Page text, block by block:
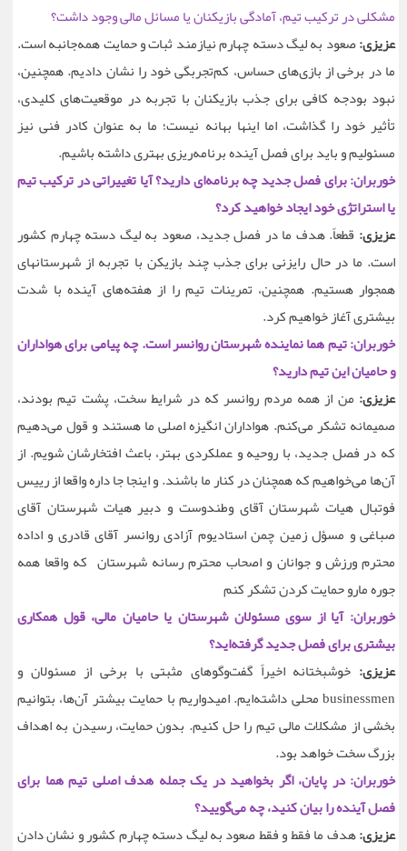
مشکلی در ترکیب تیم، آمادگی بازیکنان یا مسائل مالی وجود داشت؟
عزیزی:صعود به لیگ دسته چهارم نیازمند ثبات و حمایت همه‌جانبه است.
ما در برخی از بازی‌های حساس، کم‌تجربگی خود را نشان دادیم. همچنین،
نبود بودجه کافی برای جذب بازیکنان با تجربه در موقعیت‌های کلیدی،
تأثیر خود را گذاشت، اما اینها بهانه نیست؛ ما به عنوان کادر فنی نیز
مسئولیم و باید برای فصل آینده برنامه‌ریزی بهتری داشته باشیم.
خوربران: برای فصل جدید چه برنامه‌ای دارید؟ آیا تغییراتی در ترکیب تیم
یا استراتژی خود ایجاد خواهید کرد؟
عزیزی: قطعاً. هدف ما در فصل جدید، صعود به لیگ دسته چهارم کشور
است. ما در حال رایزنی برای جذب چند بازیکن با تجربه از شهرستانهای
همجوار هستیم. همچنین، تمرینات تیم را از هفته‌های آینده با شدت
بیشتری آغاز خواهیم کرد.
خوربران: تیم هما نماینده شهرستان روانسر است. چه پیامی برای هواداران
و حامیان این تیم دارید؟
عزیزی: من از همه مردم روانسر که در شرایط سخت، پشت تیم بودند،
صمیمانه تشکر می‌کنم. هواداران انگیزه اصلی ما هستند و قول می‌دهیم
که در فصل جدید، با روحیه‌ و عملکردی بهتر، باعث افتخارشان شویم. از
آن‌ها می‌خواهیم که همچنان در کنار ما باشند. و اینجا جا داره واقعا از رییس
فوتبال هیات شهرستان آقای وطندوست و دبیر هیات شهرستان آقای
صباغی و مسؤل زمین چمن استادیوم آزادی روانسر آقای قادری و اداده
محترم ورزش و جوانان‌ و اصحاب محترم رسانه شهرستان که واقعا همه
جوره مارو حمایت کردن تشکر کنم
خوربران: آیا از سوی مسئولان شهرستان یا حامیان مالی، قول همکاری
بیشتری برای فصل جدید گرفته‌اید؟
عزیزی: خوشبختانه اخیراً گفت‌وگوهای مثبتی با برخی از مسئولان و
businessmen محلی داشته‌ایم. امیدواریم با حمایت بیشتر آن‌ها، بتوانیم
بخشی از مشکلات مالی تیم را حل کنیم. بدون حمایت، رسیدن به اهداف
بزرگ سخت خواهد بود.
خوربران: در پایان، اگر بخواهید در یک جمله هدف اصلی تیم هما برای
فصل آینده را بیان کنید، چه می‌گویید؟
عزیزی:هدف ما فقط و فقط صعود به لیگ دسته چهارم کشور و نشان دادن